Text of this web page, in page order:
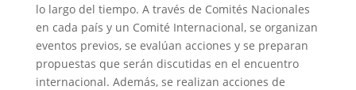
lo largo del tiempo. A través de Comités Nacionales
en cada país y un Comité Internacional, se organizan
eventos previos, se evalúan acciones y se preparan
propuestas que serán discutidas en el encuentro
internacional. Además, se realizan acciones de